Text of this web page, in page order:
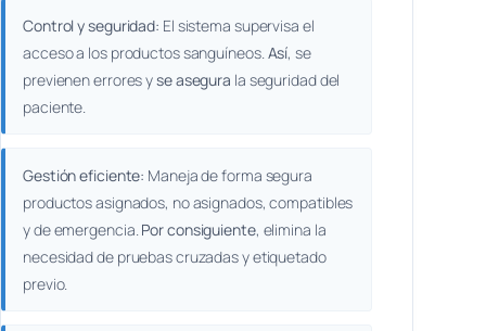
Control y seguridad: El sistema supervisa el
acceso a los productos sanguíneos. Así, se
previenen errores yse asegura la seguridad del
paciente.
Gestión eficiente: Maneja de forma segura
productos asignados, no asignados, compatibles
y de emergencia. Por consiguiente, elimina la
necesidad de pruebas cruzadas y etiquetado
previo.